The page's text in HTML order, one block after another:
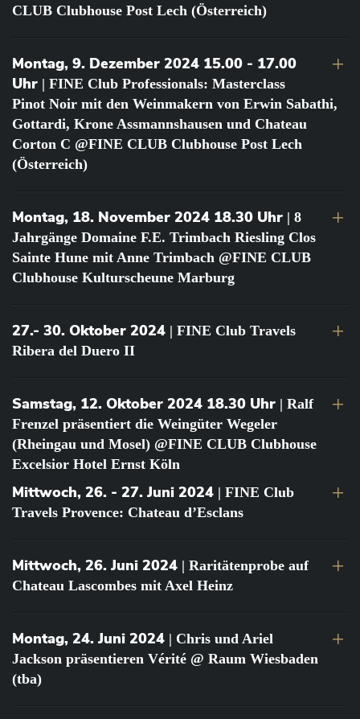
CLUB Clubhouse Post Lech (Österreich)
Montag, 9. Dezember 2024 15.00 - 17.00
Uhr | FINE Club Professionals: Masterclass
Pinot Noir mit den Weinmakern von Erwin Sabathi,
Gottardi, Krone Assmannshausen und Chateau
Corton C @FINE CLUB Clubhouse Post Lech
(Österreich)
Montag, 18. November 2024 18.30 Uhr | 8
Jahrgänge Domaine F.E. Trimbach Riesling Clos
Sainte Hune mit Anne Trimbach @FINE CLUB
Clubhouse Kulturscheune Marburg
27.- 30. Oktober 2024 | FINE Club Travels
Ribera del Duero II
Samstag, 12. Oktober 2024 18.30 Uhr | Ralf
Frenzel präsentiert die Weingüter Wegeler
(Rheingau und Mosel) @FINE CLUB Clubhouse
Excelsior Hotel Ernst Köln
Mittwoch, 26. - 27. Juni 2024 | FINE Club
Travels Provence: Chateau d’Esclans
Mittwoch, 26. Juni 2024 | Raritätenprobe auf
Chateau Lascombes mit Axel Heinz
Montag, 24. Juni 2024 | Chris und Ariel
Jackson präsentieren Vérité @ Raum Wiesbaden
(tba)